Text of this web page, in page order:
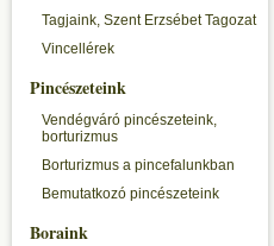
Tagjaink, Szent Erzsébet Tagozat
Vincellérek
Pincészeteink
Vendégváró pincészeteink,
borturizmus
Borturizmus a pincefalunkban
Bemutatkozó pincészeteink
Boraink